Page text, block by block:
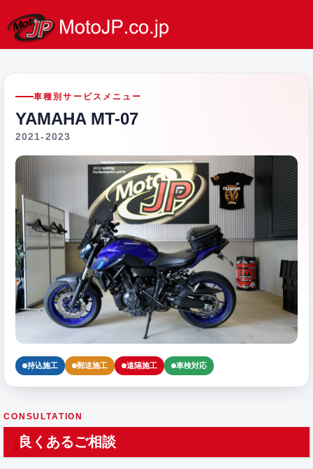
車種別サービスメニュー
YAMAHA MT-07
2021-2023
持込施工 郵送施工 遠隔施工 車検対応
CONSULTATION
良くあるご相談